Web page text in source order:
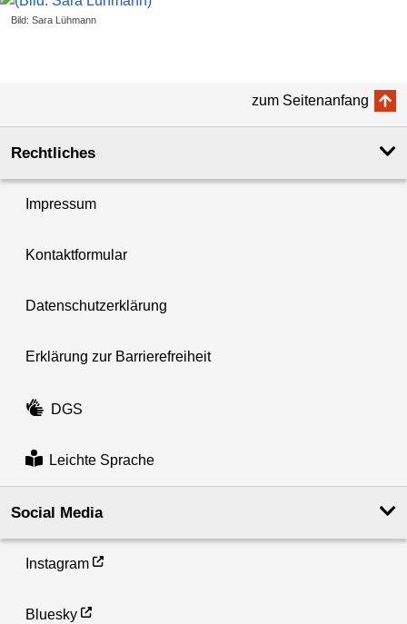
Bild: Sara Lühmann
zum Seitenanfang
Rechtliches
Impressum
Kontaktformular
Datenschutzerklärung
Erklärung zur Barrierefreiheit
DGS
Leichte Sprache
Social Media
Instagram
Bluesky